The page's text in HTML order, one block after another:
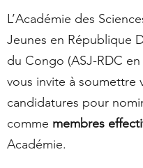
L’Académie des
Jeunes en République
du Congo (ASJ-RDC en
vous invite à soumettre
candidatures pour
comme membres
Académie.